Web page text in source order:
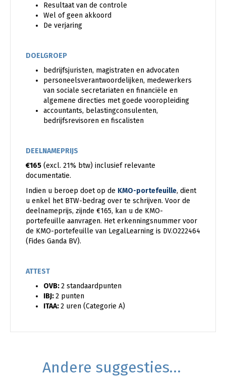
Resultaat van de controle
Wel of geen akkoord
De verjaring
DOELGROEP
bedrijfsjuristen, magistraten en advocaten
personeelsverantwoordelijken, medewerkers
van sociale secretariaten en financiële en
algemene directies met goede vooropleiding
accountants, belastingconsulenten,
bedrijfsrevisoren en fiscalisten
DEELNAMEPRIJS
€165 (excl. 21% btw) inclusief relevante
documentatie.
Indien u beroep doet op de KMO-portefeuille, dient
u enkel het BTW-bedrag over te schrijven. Voor de
deelnameprijs, zijnde €165, kan u de KMO-
portefeuille aanvragen. Het erkenningsnummer voor
de KMO-portefeuille van LegalLearning is DV.O222464
(Fides Ganda BV).
ATTEST
OVB:2 standaardpunten
IBJ:2 punten
ITAA:2 uren (Categorie A)
Andere suggesties…